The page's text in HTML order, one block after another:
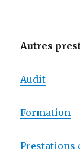
Autres
Audit
Formation
Prestations